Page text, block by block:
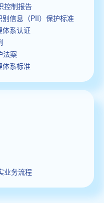
控制报告
信息（PII）保护标准
体系认证
法案
系标准
业务流程